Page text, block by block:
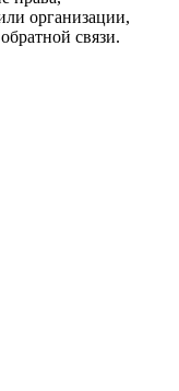
организации,
связи.